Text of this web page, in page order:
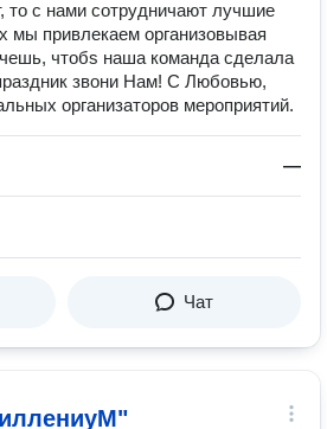
то с нами сотрудничают лучшие
мы привлекаем организовывая
чтобs наша команда сделала
звони Нам! С Любовью,
организаторов мероприятий.
—
Чат